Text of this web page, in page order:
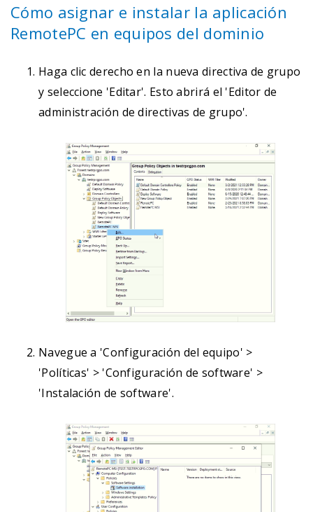
Cómo asignar e instalar la aplicación
RemotePC en equipos del dominio
Haga clic derecho en la nueva directiva de grupo
y seleccione 'Editar'. Esto abrirá el 'Editor de
administración de directivas de grupo'.
Navegue a 'Configuración del equipo' >
'Políticas' > 'Configuración de software' >
'Instalación de software'.